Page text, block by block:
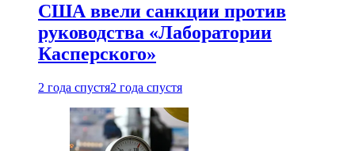
США ввели санкции против
руководства «Лаборатории
Касперского»
2 года спустя2 года спустя